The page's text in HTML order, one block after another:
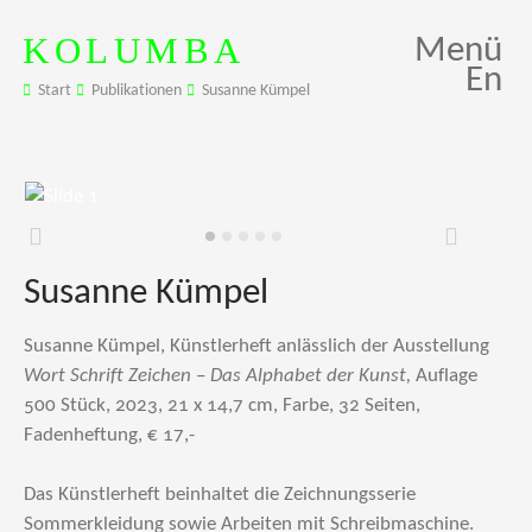
KOLUMBA
Start Publikationen Susanne Kümpel
Menü
En
Zurück Weiter
Susanne Kümpel
Susanne Kümpel, Künstlerheft anlässlich der Ausstellung
Wort Schrift Zeichen – Das Alphabet der Kunst, Auflage
500 Stück, 2023, 21 x 14,7 cm, Farbe, 32 Seiten,
Fadenheftung, € 17,-
Das Künstlerheft beinhaltet die Zeichnungsserie
Sommerkleidung sowie Arbeiten mit Schreibmaschine.